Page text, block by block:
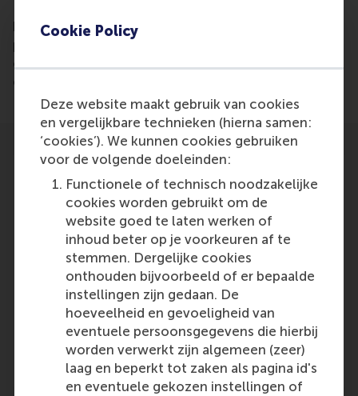
Cookie Policy
Deze website maakt gebruik van cookies
en vergelijkbare technieken (hierna samen:
‘cookies’). We kunnen cookies gebruiken
voor de volgende doeleinden:
Functionele of technisch noodzakelijke
cookies worden gebruikt om de
website goed te laten werken of
inhoud beter op je voorkeuren af te
stemmen. Dergelijke cookies
onthouden bijvoorbeeld of er bepaalde
instellingen zijn gedaan. De
hoeveelheid en gevoeligheid van
eventuele persoonsgegevens die hierbij
worden verwerkt zijn algemeen (zeer)
laag en beperkt tot zaken als pagina id's
en eventuele gekozen instellingen of
has created a system where people visiting a
physical store can deliver packages, that have been
ordered online, for a fee. This might replace the
expensive transportation costs for online retailers.
Participants
Niels Agatz
Role: Faculty
Reference type: Referenced
A.M. Arslan
Role: PhD Candidate
Reference type: Referenced